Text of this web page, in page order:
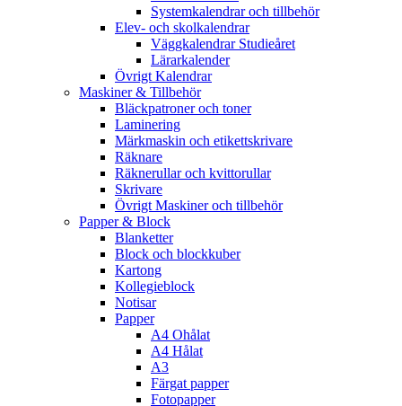
Systemkalendrar och tillbehör
Elev- och skolkalendrar
Väggkalendrar Studieåret
Lärarkalender
Övrigt Kalendrar
Maskiner & Tillbehör
Bläckpatroner och toner
Laminering
Märkmaskin och etikettskrivare
Räknare
Räknerullar och kvittorullar
Skrivare
Övrigt Maskiner och tillbehör
Papper & Block
Blanketter
Block och blockkuber
Kartong
Kollegieblock
Notisar
Papper
A4 Ohålat
A4 Hålat
A3
Färgat papper
Fotopapper